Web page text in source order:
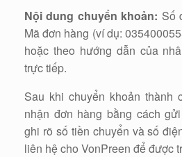
Nội dung chuyển khoản: Số
Mã đơn hàng (ví dụ:
hoặc theo hướng dẫn của
trực tiếp.
Sau khi chuyển khoản thành
nhận đơn hàng bằng cách
ghi rõ số tiền chuyển và số
liên hệ cho VonPreen để được